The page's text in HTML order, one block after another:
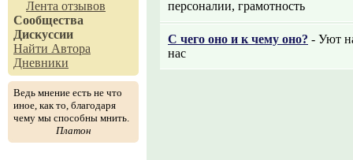
Лента отзывов
Сообщества
Дискуссии
Найти Автора
Дневники
Ведь мнение есть не что
иное, как то, благодаря
чему мы способны мнить.
Платон
персоналии, грамотность
С чего оно и к чему оно? - Уют
нас